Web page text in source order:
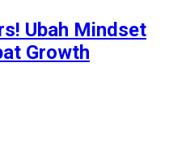
Ubah Mindset
Growth